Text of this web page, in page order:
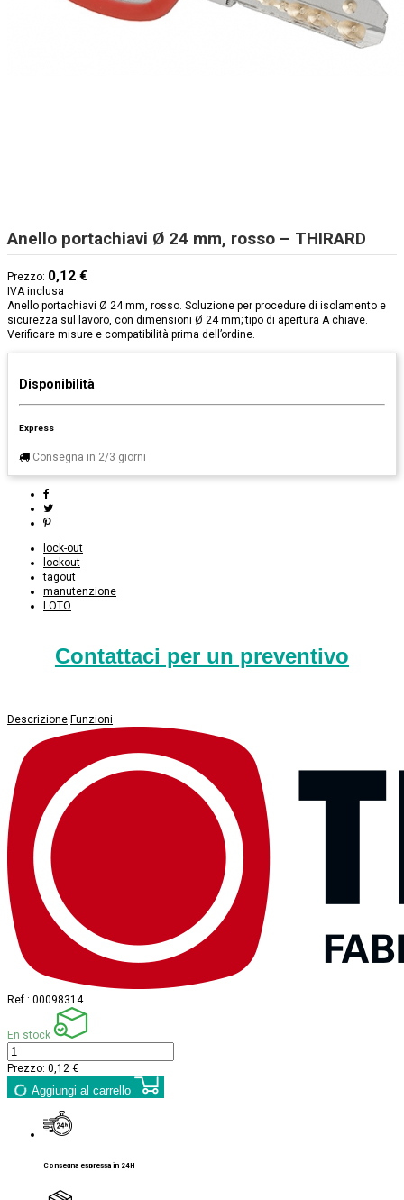
Anello portachiavi Ø 24 mm, rosso – THIRARD
Prezzo: 0,12 €
IVA inclusa
Anello portachiavi Ø 24 mm, rosso. Soluzione per procedure di isolamento e
sicurezza sul lavoro, con dimensioni Ø 24 mm; tipo di apertura A chiave.
Verificare misure e compatibilità prima dell’ordine.
Disponibilità
Express
Consegna in 2/3 giorni
lock-out
lockout
tagout
manutenzione
LOTO
Contattaci per un preventivo
Descrizione Funzioni
Ref : 00098314
En stock
Prezzo: 0,12 €
Aggiungi al carrello
Consegna espressa in 24H